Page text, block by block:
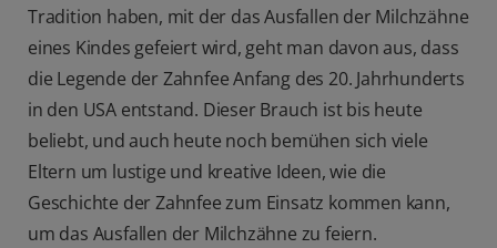
Tradition haben, mit der das Ausfallen der Milchzähne
eines Kindes gefeiert wird, geht man davon aus, dass
die Legende der Zahnfee Anfang des 20. Jahrhunderts
in den USA entstand. Dieser Brauch ist bis heute
beliebt, und auch heute noch bemühen sich viele
Eltern um lustige und kreative Ideen, wie die
Geschichte der Zahnfee zum Einsatz kommen kann,
um das Ausfallen der Milchzähne zu feiern.